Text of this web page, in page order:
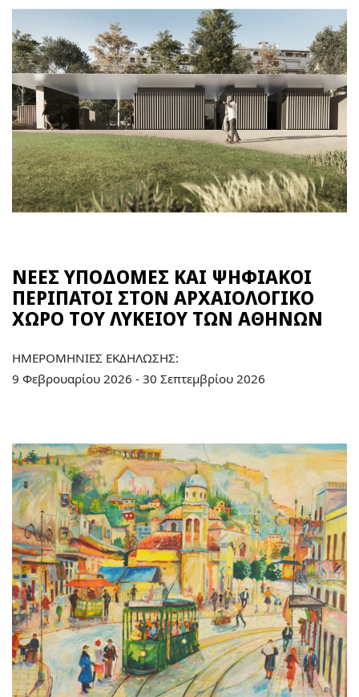
ΝΕΕΣ ΥΠΟΔΟΜΕΣ ΚΑΙ ΨΗΦΙΑΚΟΙ
ΠΕΡΙΠΑΤΟΙ ΣΤΟΝ ΑΡΧΑΙΟΛΟΓΙΚΟ
ΧΩΡΟ ΤΟΥ ΛΥΚΕΙΟΥ ΤΩΝ ΑΘΗΝΩΝ
ΗΜΕΡΟΜΗΝΙΕΣ ΕΚΔΗΛΩΣΗΣ:
9 Φεβρουαρίου 2026 - 30 Σεπτεμβρίου 2026